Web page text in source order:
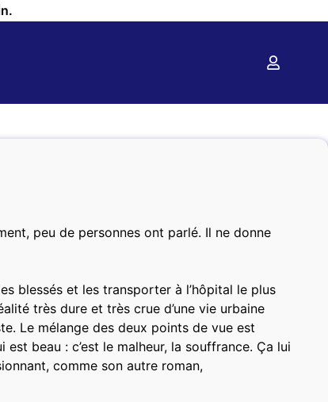
peu de personnes ont parlé. Il ne donne
blessés et les transporter à l’hôpital le plus
très dure et très crue d’une vie urbaine
Le mélange des deux points de vue est
beau : c’est le malheur, la souffrance. Ça lui
comme son autre roman,